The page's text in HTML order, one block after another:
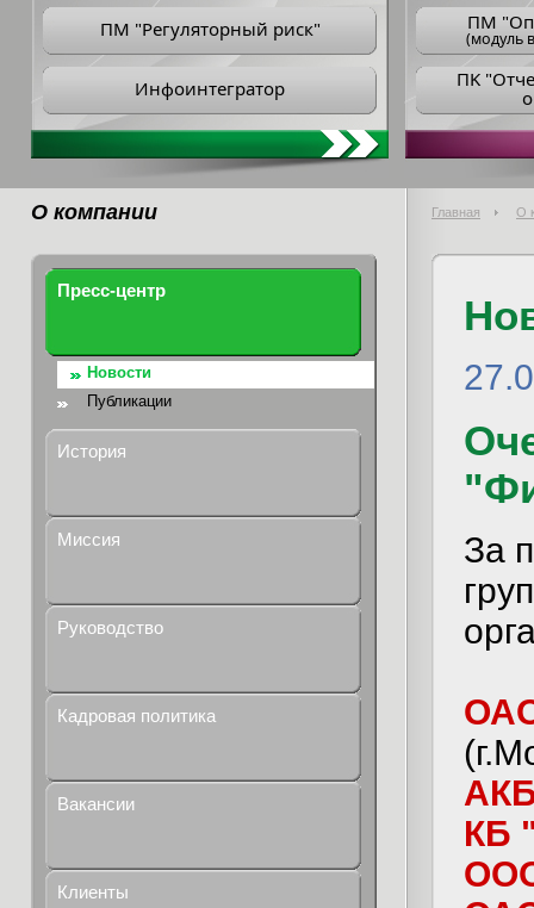
ПМ "Регуляторный риск"
Инфоинтегратор
ПM
(модуль
ПK
О компании Главная О
Пресс-центр
Новости
Публикации
История
Миссия
Руководство
Кадровая политика
Вакансии
Клиенты
За
КБ